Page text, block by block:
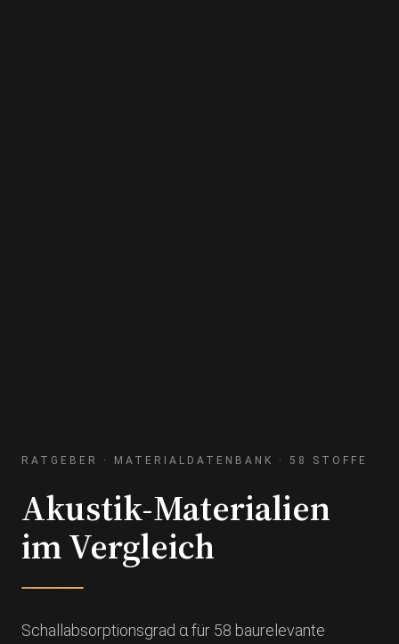
RATGEBER · MATERIALDATENBANK · 58 STOFFE
Akustik-Materialien
im Vergleich
Schallabsorptionsgrad α für 58 baurelevante